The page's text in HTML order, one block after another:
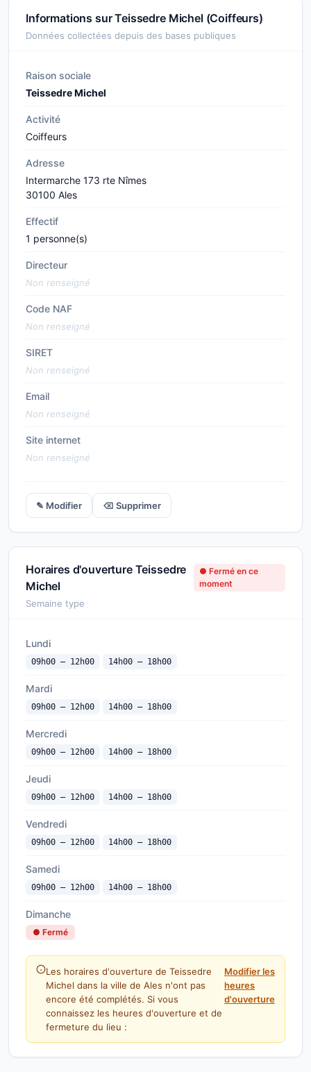
Informations sur Teissedre Michel (Coiffeurs)
Données collectées depuis des bases publiques
Raison sociale
Teissedre Michel
Activité
Coiffeurs
Adresse
Intermarche 173 rte Nîmes
30100 Ales
Effectif
1 personne(s)
Directeur
Non renseigné
Code NAF
Non renseigné
SIRET
Non renseigné
Email
Non renseigné
Site internet
Non renseigné
✎ Modifier ⌫ Supprimer
Horaires d'ouverture Teissedre
Michel
● Fermé en ce
moment
Semaine type
Lundi
09h00 — 12h00 14h00 — 18h00
Mardi
09h00 — 12h00 14h00 — 18h00
Mercredi
09h00 — 12h00 14h00 — 18h00
Jeudi
09h00 — 12h00 14h00 — 18h00
Vendredi
09h00 — 12h00 14h00 — 18h00
Samedi
09h00 — 12h00 14h00 — 18h00
Dimanche
● Fermé
Les horaires d'ouverture de Teissedre
Michel dans la ville de Ales n'ont pas
encore été complétés. Si vous
connaissez les heures d'ouverture et de
fermeture du lieu :
Modifier les
heures
d'ouverture